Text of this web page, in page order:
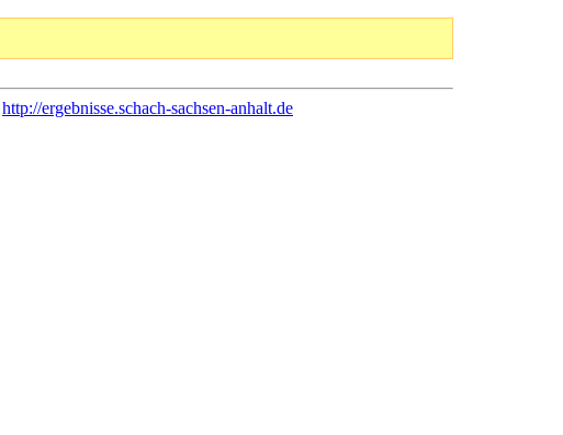
http://ergebnisse.schach-sachsen-anhalt.de